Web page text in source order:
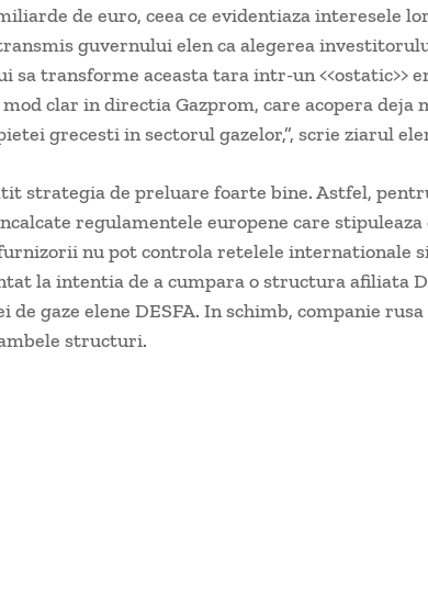
de euro, ceea ce evidentiaza interesele
guvernului elen ca alegerea
sa transforme aceasta tara intr-un <<ostatic>>
clar in directia Gazprom, care acopera deja
grecesti in sectorul gazelor,”, scrie ziarul
strategia de preluare foarte bine. Astfel,
regulamentele europene care
nu pot controla retelele internationale
la intentia de a cumpara o structura afiliata
gaze elene DESFA. In schimb, companie
structuri.